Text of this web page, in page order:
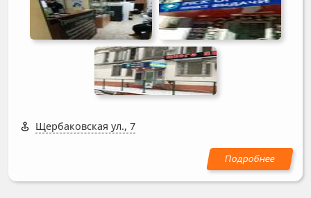
Щербаковская ул., 7